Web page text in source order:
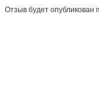
Отзыв будет опубликован